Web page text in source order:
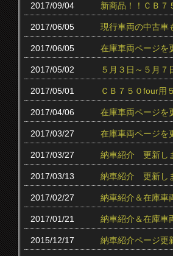
2017/09/04 新商品！！ＣＢ
2017/06/05 現行車両の中古車
2017/06/05 在庫車両ページを
2017/05/02 ５月３日～５月７
2017/05/01 ＣＢ７５０four用
2017/04/06 在庫車両ページを
2017/03/27 在庫車両ページを
2017/03/27 納車紹介 更新し
2017/03/13 納車紹介 更新し
2017/02/27 納車紹介＆在庫
2017/01/21 納車紹介＆在庫
2015/12/17 納車紹介ページ更